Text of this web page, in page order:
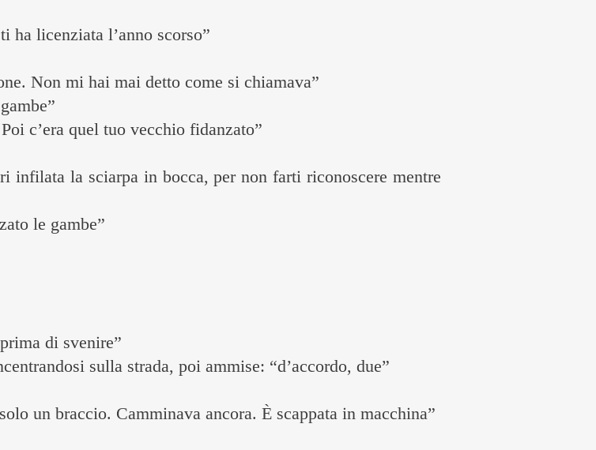
ha licenziata l’anno scorso”
Non mi hai mai detto come si chiamava”
c’era quel tuo vecchio fidanzato”
infilata la sciarpa in bocca, per non farti riconoscere mentre
le gambe”
di svenire”
sulla strada, poi ammise: “d’accordo, due”
un braccio. Camminava ancora. È scappata in macchina”